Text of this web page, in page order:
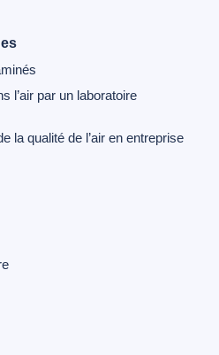
l’air par un laboratoire
la qualité de l’air en entreprise